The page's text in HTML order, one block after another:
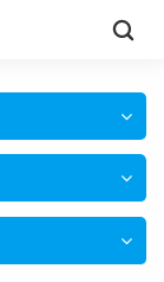
اكتشف آلة ثني